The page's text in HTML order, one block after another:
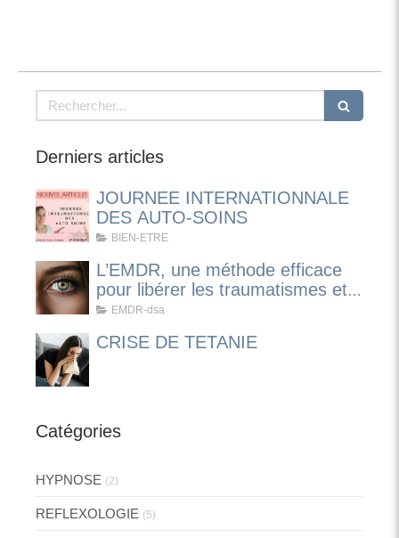
Rechercher
Derniers articles
JOURNEE INTERNATIONNALE
DES AUTO-SOINS
BIEN-ETRE
L’EMDR, une méthode efficace
pour libérer les traumatismes et
apaiser les émotions
EMDR-dsa
CRISE DE TETANIE
Catégories
HYPNOSE (2)
REFLEXOLOGIE (5)